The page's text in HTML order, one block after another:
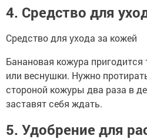
4. Средство для
Средство для ухода за кожей
Банановая кожура пригодится
или веснушки. Нужно
стороной кожуры два раза в
заставят себя ждать.
5. Удобрение для